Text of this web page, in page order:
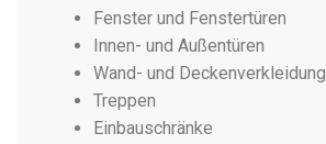
Fenster und Fenstertüren
Innen- und Außentüren
Wand- und Deckenverkleidung
Treppen
Einbauschränke